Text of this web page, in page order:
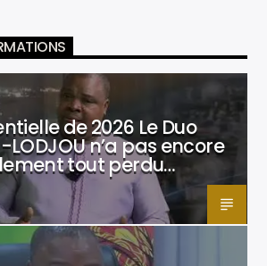
de 2026 Le Duo
LODJOU n’a pas encore
tout perdu…